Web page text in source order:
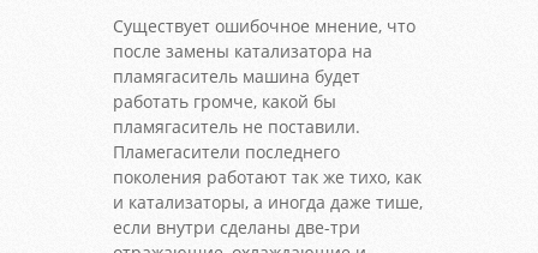
Существует ошибочное мнение, что
после замены катализатора на
пламягаситель машина будет
работать громче, какой бы
пламягаситель не поставили.
Пламегасители последнего
поколения работают так же тихо, как
и катализаторы, а иногда даже тише,
если внутри сделаны две-три